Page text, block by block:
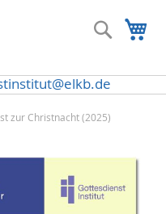
Suche
zur Christnacht (2025)